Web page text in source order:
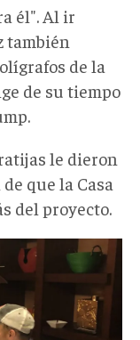
él". Al ir
también
de la
de su tiempo
le dieron
que la Casa
del proyecto.